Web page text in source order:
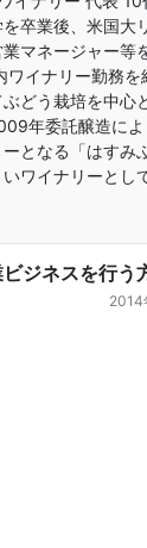
卒業後、米国大
業マネージャー等
ワイナリー勤務
どう栽培を中心
年委託醸造に
となる「はすみ
ワイナリーとし
ジネスを行う
2014